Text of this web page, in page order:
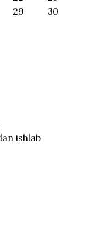
29
30
ishlab